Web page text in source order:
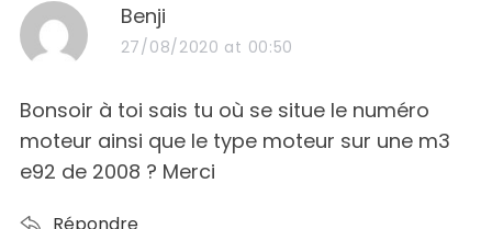
s
a
s
:
Benji
27/08/2020 at 00:50
Bonsoir à toi sais tu où se situe le numéro
moteur ainsi que le type moteur sur une m3
e92 de 2008 ? Merci